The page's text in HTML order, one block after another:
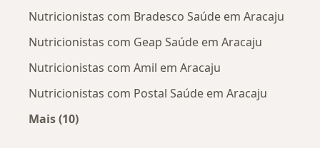
Nutricionistas com Bradesco Saúde em Aracaju
Nutricionistas com Geap Saúde em Aracaju
Nutricionistas com Amil em Aracaju
Nutricionistas com Postal Saúde em Aracaju
Mais (10)